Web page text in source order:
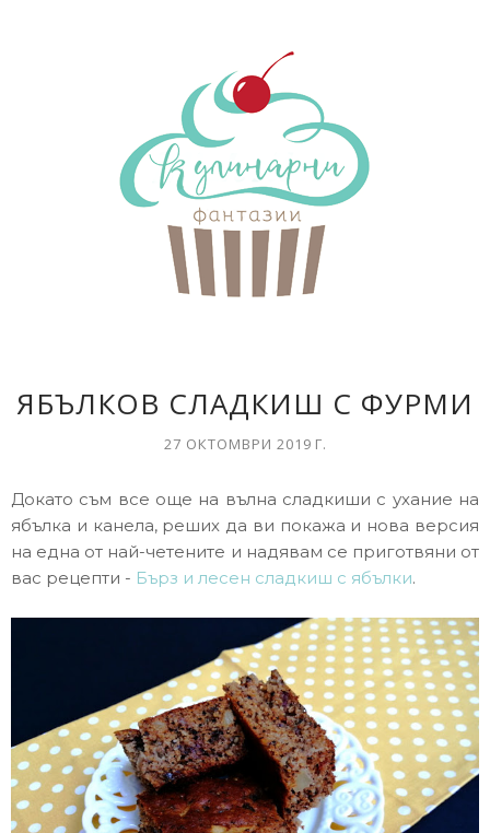
ЯБЪЛКОВ СЛАДКИШ С ФУРМИ
27 ОКТОМВРИ 2019 Г.
Докато съм все още на вълна сладкиши с ухание на
ябълка и канела, реших да ви покажа и нова версия
на една от най-четените и надявам се приготвяни от
вас рецепти - Бърз и лесен сладкиш с ябълки.